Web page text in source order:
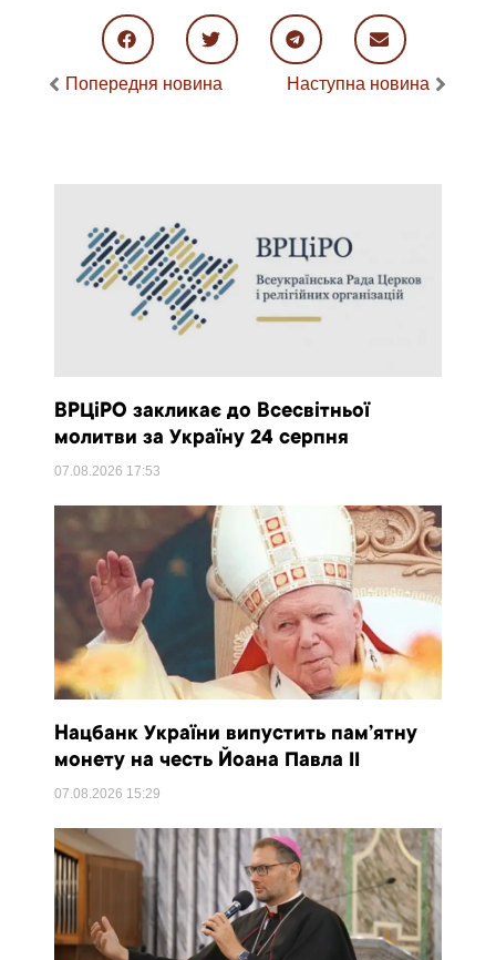
Попередня новина Наступна новина
ВРЦіРО закликає до Всесвітньої
молитви за Україну 24 серпня
07.08.2026 17:53
Нацбанк України випустить пам’ятну
монету на честь Йоана Павла II
07.08.2026 15:29